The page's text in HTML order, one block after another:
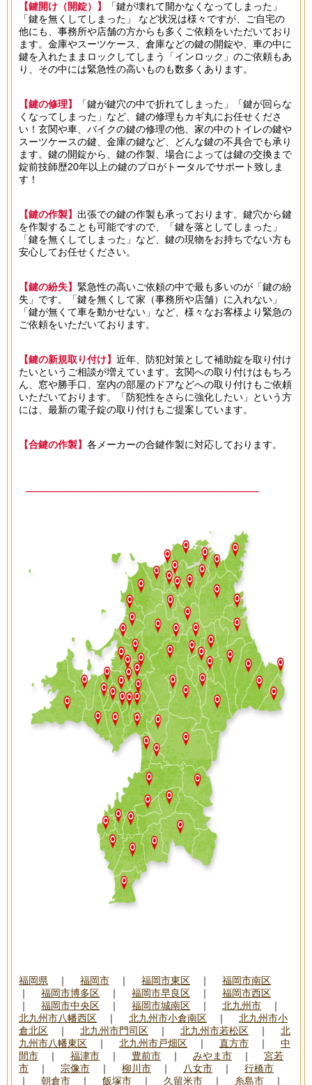
【鍵開け（開錠）】
「鍵が壊れて開かなくなってしまった」
「鍵を無くしてしまった」 など状況は様々ですが、ご自宅の
他にも、事務所や店舗の方からも多くご依頼をいただいており
ます。金庫やスーツケース、倉庫などの鍵の開錠や、車の中に
鍵を入れたままロックしてしまう「インロック」のご依頼もあ
り、その中には緊急性の高いものも数多くあります。
【鍵の修理】
「鍵が鍵穴の中で折れてしまった」「鍵が回らな
くなってしまった」など、鍵の修理もカギ丸にお任せくださ
い！玄関や車、バイクの鍵の修理の他、家の中のトイレの鍵や
スーツケースの鍵、金庫の鍵など、どんな鍵の不具合でも承り
ます。鍵の開錠から、鍵の作製、場合によっては鍵の交換まで
錠前技師歴20年以上の鍵のプロがトータルでサポート致しま
す！
【鍵の作製】 出張での鍵の作製も承っております。鍵穴から鍵
を作製することも可能ですので、「鍵を落としてしまった」
「鍵を無くしてしまった」など、鍵の現物をお持ちでない方も
安心してお任せください。
【鍵の紛失】 緊急性の高いご依頼の中で最も多いのが「鍵の紛
失」です。「鍵を無くして家（事務所や店舗）に入れない」
「鍵が無くて車を動かせない」など、様々なお客様より緊急の
ご依頼をいただいております。
【鍵の新規取り付け】 近年、防犯対策として補助錠を取り付け
たいというご相談が増えています。玄関への取り付けはもちろ
ん、窓や勝手口、室内の部屋のドアなどへの取り付けもご依頼
いただいております。「防犯性をさらに強化したい」という方
には、最新の電子錠の取り付けもご提案しています。
【合鍵の作製】 各メーカーの合鍵作製に対応しております。
───────────────────────────────
───────────────────────────────
福岡県 ｜ 福岡市 ｜ 福岡市東区 ｜ 福岡市南区
｜ 福岡市博多区 ｜ 福岡市早良区 ｜ 福岡市西区
｜ 福岡市中央区 ｜ 福岡市城南区 ｜ 北九州市 ｜
北九州市八幡西区 ｜ 北九州市小倉南区 ｜ 北九州市小
倉北区 ｜ 北九州市門司区 ｜ 北九州市若松区 ｜ 北
九州市八幡東区 ｜ 北九州市戸畑区 ｜ 直方市 ｜ 中
間市 ｜ 福津市 ｜ 豊前市 ｜ みやま市 ｜ 宮若
市 ｜ 宗像市 ｜ 柳川市 ｜ 八女市 ｜ 行橋市
｜ 朝倉市 ｜ 飯塚市 ｜ 久留米市 ｜ 糸島市 ｜